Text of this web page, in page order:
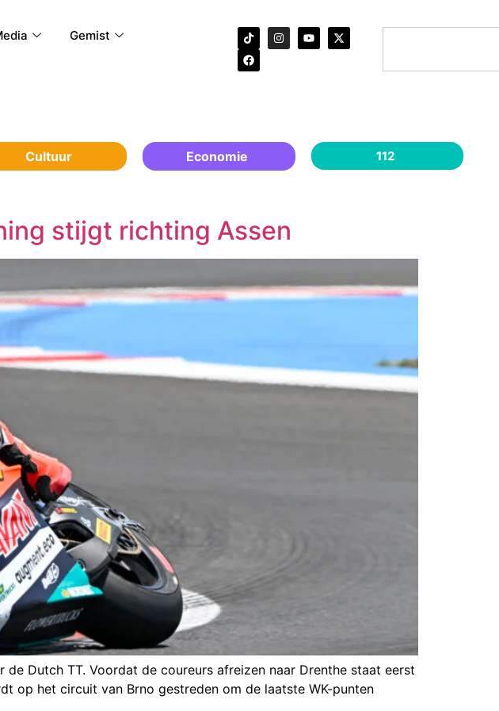
Gemist
Cultuur Economie 112
stijgt richting Assen
Dutch TT. Voordat de coureurs afreizen naar Drenthe staat eerst
op het circuit van Brno gestreden om de laatste WK-punten